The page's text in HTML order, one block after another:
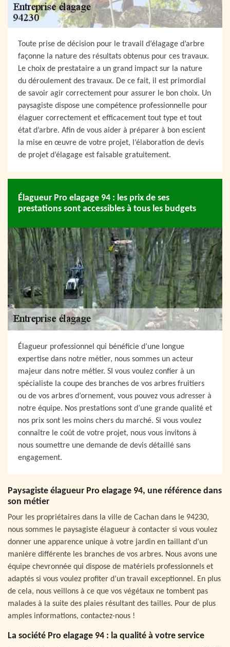
Toute prise de décision pour le travail d’élagage d’arbre
façonne la nature des résultats obtenus pour ces travaux.
Le choix de prestataire a un grand impact sur la nature
du déroulement des travaux. De ce fait, il est primordial
de savoir agir correctement pour assurer le bon choix. Un
paysagiste dispose une compétence professionnelle pour
élaguer correctement et efficacement tout type et tout
état d’arbre. Afin de vous aider à préparer à bon escient
la mise en œuvre de votre projet, l’élaboration de devis
de projet d’élagage est faisable gratuitement.
Élagueur Pro elagage 94 : les prix de ses
prestations sont accessibles à tous les budgets
Élagueur professionnel qui bénéficie d’une longue
expertise dans notre métier, nous sommes un acteur
majeur dans notre métier. SI vous voulez confier à un
spécialiste la coupe des branches de vos arbres fruitiers
ou de vos arbres d’ornement, vous pouvez vous adresser à
notre équipe. Nos prestations sont d’une grande qualité et
nos prix sont les moins chers du marché. Si vous voulez
connaître le coût de votre projet, nous vous invitons à
nous soumettre une demande de devis détaillé sans
engagement.
Paysagiste élagueur Pro elagage 94, une référence dans
son métier
Pour les propriétaires dans la ville de Cachan dans le 94230,
nous sommes le paysagiste élagueur à contacter si vous voulez
donner une apparence unique à votre jardin en taillant d’un
manière différente les branches de vos arbres. Nous avons une
équipe chevronnée qui dispose de matériels professionnels et
adaptés si vous voulez profiter d’un travail exceptionnel. En plus
de cela, nous veillons à ce que vos végétaux ne tombent pas
malades à la suite des plaies résultant des tailles. Pour de plus
amples informations, contactez-nous !
La société Pro elagage 94 : la qualité à votre service